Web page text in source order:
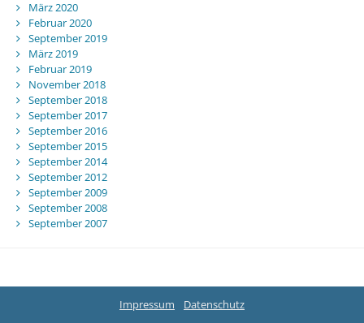
März 2020
Februar 2020
September 2019
März 2019
Februar 2019
November 2018
September 2018
September 2017
September 2016
September 2015
September 2014
September 2012
September 2009
September 2008
September 2007
Impressum
Datenschutz